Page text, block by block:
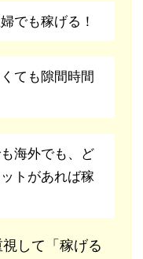
でも稼げる！
ても隙間時間
海外でも、ど
トがあれば稼
して「稼げる